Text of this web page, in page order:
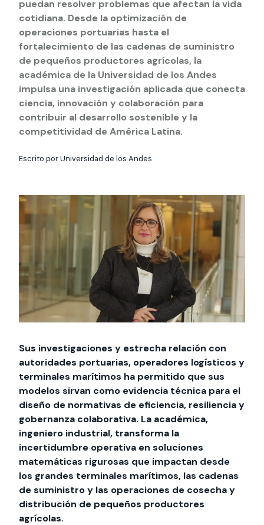
cursos
Especialidades y
estadías
interesar:
students
interesar:
2025
vinculación con la
sociedad
Extensión Cultural
Te puede interesar:Filantropía y Donaciones
intercambio
Servicios y apoyos
Te puede
Explora el campus
Noticias
puedan resolver problemas que afectan la vida
cotidiana. Desde la optimización de
operaciones portuarias hasta el
fortalecimiento de las cadenas de suministro
de pequeños productores agrícolas, la
académica de la Universidad de los Andes
impulsa una investigación aplicada que conecta
ciencia, innovación y colaboración para
contribuir al desarrollo sostenible y la
competitividad de América Latina.
Escrito por Universidad de los Andes
Sus investigaciones y estrecha relación con
autoridades portuarias, operadores logísticos y
terminales marítimos ha permitido que sus
modelos sirvan como evidencia técnica para el
diseño de normativas de eficiencia, resiliencia y
gobernanza colaborativa. La académica,
ingeniero industrial, transforma la
incertidumbre operativa en soluciones
matemáticas rigurosas que impactan desde
los grandes terminales marítimos, las cadenas
de suministro y las operaciones de cosecha y
distribución de pequeños productores
agrícolas.